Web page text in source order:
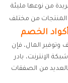
من نوعها مليئة
من مختلف
أكواد الخصم
وتوفير المال، فإن
الإنترنت، بادر
من الصفقات